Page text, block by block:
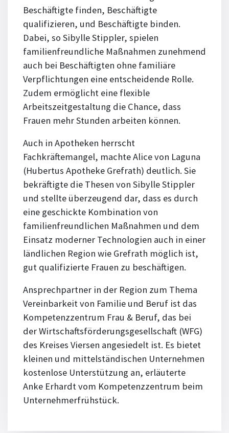
Beschäftigte finden, Beschäftigte
qualifizieren, und Beschäftigte binden.
Dabei, so Sibylle Stippler, spielen
familienfreundliche Maßnahmen zunehmend
auch bei Beschäftigten ohne familiäre
Verpflichtungen eine entscheidende Rolle.
Zudem ermöglicht eine flexible
Arbeitszeitgestaltung die Chance, dass
Frauen mehr Stunden arbeiten können.
Auch in Apotheken herrscht
Fachkräftemangel, machte Alice von Laguna
(Hubertus Apotheke Grefrath) deutlich. Sie
bekräftigte die Thesen von Sibylle Stippler
und stellte überzeugend dar, dass es durch
eine geschickte Kombination von
familienfreundlichen Maßnahmen und dem
Einsatz moderner Technologien auch in einer
ländlichen Region wie Grefrath möglich ist,
gut qualifizierte Frauen zu beschäftigen.
Ansprechpartner in der Region zum Thema
Vereinbarkeit von Familie und Beruf ist das
Kompetenzzentrum Frau & Beruf, das bei
der Wirtschaftsförderungsgesellschaft (WFG)
des Kreises Viersen angesiedelt ist. Es bietet
kleinen und mittelständischen Unternehmen
kostenlose Unterstützung an, erläuterte
Anke Erhardt vom Kompetenzzentrum beim
Unternehmerfrühstück.